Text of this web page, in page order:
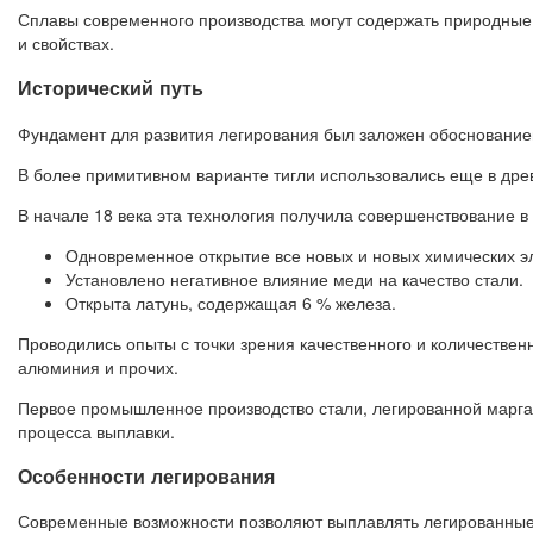
Сплавы современного производства могут содержать
и свойствах.
Исторический путь
Фундамент для развития легирования был заложен
В более примитивном варианте тигли использовались еще в
В начале 18 века эта технология получила
Одновременное открытие все новых и новых химических
Установлено негативное влияние меди на качество стали.
Открыта латунь, содержащая 6 % железа.
Проводились опыты с точки зрения качественного и
алюминия и прочих.
Первое промышленное производство стали, легированной
процесса выплавки.
Особенности легирования
Современные возможности позволяют выплавлять